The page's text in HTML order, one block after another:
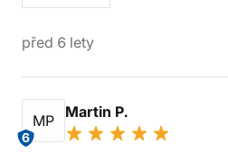
před 6 lety
MP
6
Martin P.